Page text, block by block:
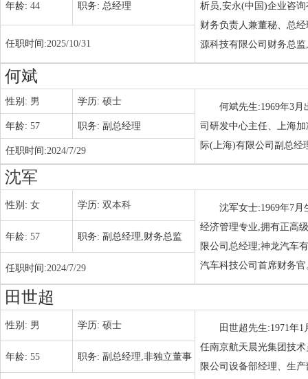
析员,安永(中国)企业咨
财务负责人兼董秘、总
源科技有限公司财务总
年龄: 44 职务: 总经理
任职时间:2025/10/31
何斌
性别: 男 学历: 硕士
何斌先生:1969年3
司研发中心主任、上海
际(上海)有限公司副总经
年龄: 57 职务: 副总经理
任职时间:2024/7/29
沈军
性别: 女 学历: 双本科
沈军女士:1969年7
经济管理专业,拥有正高
限公司总经理;神龙汽车
汽车科技公司首席财务
年龄: 57 职务: 副总经理,财务总监
任职时间:2024/7/29
田世超
性别: 男 学历: 硕士
田世超先生:1971年
任南京航天晨光集团技
限公司设备部经理、生
年龄: 55 职务: 副总经理,非独立董事